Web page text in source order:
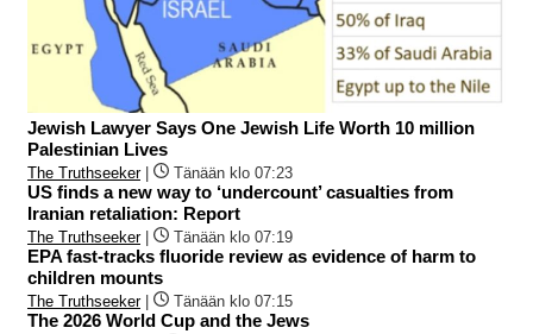
Jewish Lawyer Says One Jewish Life Worth 10 million
Palestinian Lives
The Truthseeker| Tänään klo 07:23
US finds a new way to ‘undercount’ casualties from
Iranian retaliation: Report
The Truthseeker| Tänään klo 07:19
EPA fast-tracks fluoride review as evidence of harm to
children mounts
The Truthseeker| Tänään klo 07:15
The 2026 World Cup and the Jews